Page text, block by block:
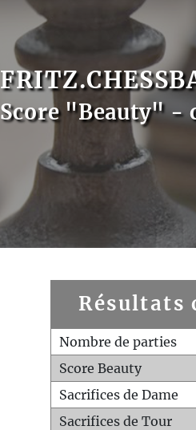
Score "Beauty" -
Résultats
Nombre de parties
Score Beauty
Sacrifices de Dame
Sacrifices de Tour